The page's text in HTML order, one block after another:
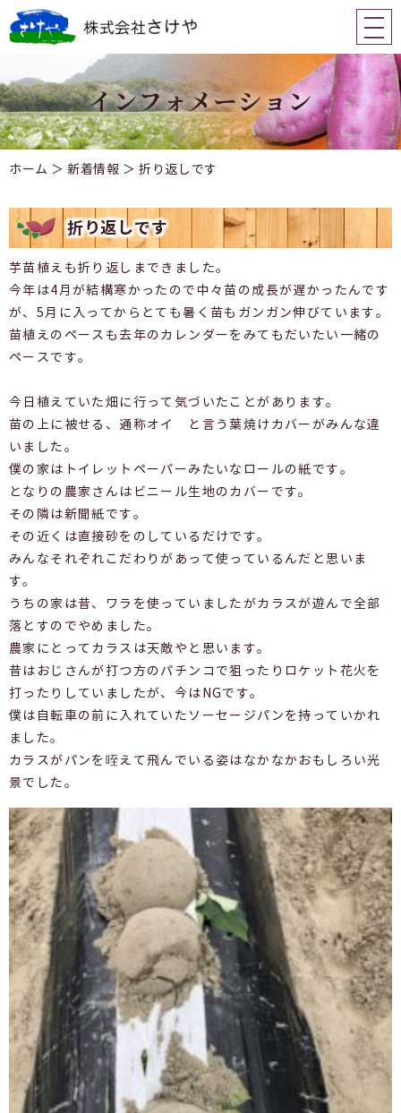
ホーム ＞ 新着情報 ＞ 折り返しです
折り返しです
芋苗植えも折り返しまできました。
今年は4月が結構寒かったので中々苗の成長が遅かったんです
が、5月に入ってからとても暑く苗もガンガン伸びています。
苗植えのペースも去年のカレンダーをみてもだいたい一緒の
ペースです。
今日植えていた畑に行って気づいたことがあります。
苗の上に被せる、通称オイ と言う葉焼けカバーがみんな違
いました。
僕の家はトイレットペーパーみたいなロールの紙です。
となりの農家さんはビニール生地のカバーです。
その隣は新聞紙です。
その近くは直接砂をのしているだけです。
みんなそれぞれこだわりがあって使っているんだと思いま
す。
うちの家は昔、ワラを使っていましたがカラスが遊んで全部
落とすのでやめました。
農家にとってカラスは天敵やと思います。
昔はおじさんが打つ方のパチンコで狙ったりロケット花火を
打ったりしていましたが、今はNGです。
僕は自転車の前に入れていたソーセージパンを持っていかれ
ました。
カラスがパンを咥えて飛んでいる姿はなかなかおもしろい光
景でした。